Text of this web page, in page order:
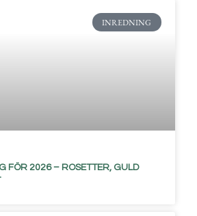
INREDNING
FÖR 2026 – ROSETTER, GULD